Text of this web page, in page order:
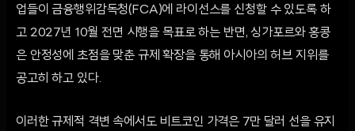
업들이 금융행위감독청(FCA)에 라이선스를 신청할 수 있도록 하
고 2027년 10월 전면 시행을 목표로 하는 반면, 싱가포르와 홍콩
은 안정성에 초점을 맞춘 규제 확장을 통해 아시아의 허브 지위를
공고히 하고 있다.
이러한 규제적 격변 속에서도 비트코인 가격은 7만 달러 선을 유지